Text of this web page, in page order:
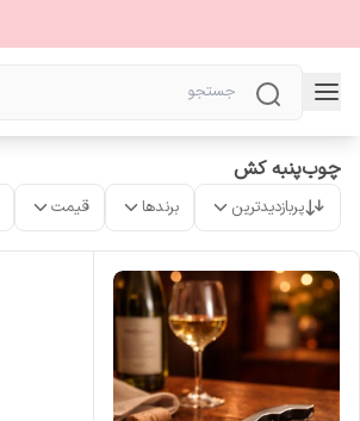
چوب‌پنبه کش
پربازدیدترین برندها قیمت